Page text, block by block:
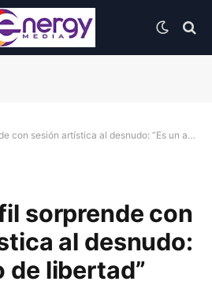
sesión artística al desnudo: “Es un acto de libertad”
sorprende con
al desnudo:
de libertad”